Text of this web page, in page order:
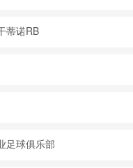
蒂诺RB
足球俱乐部